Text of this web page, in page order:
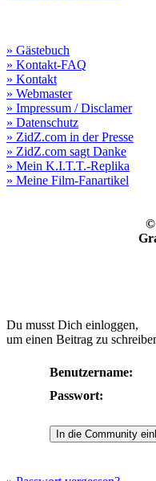
» Gästebuch
» Kontakt-FAQ
» Kontakt
» Webmaster
» Impressum / Disclamer
» Datenschutz
» ZidZ.com in der Presse
» ZidZ.com sagt Danke
» Mein K.I.T.T.-Replika
» Meine Film-Fanartikel
©
Du musst Dich einloggen,
um einen Beitrag zu
Benutzername:
Passwort: